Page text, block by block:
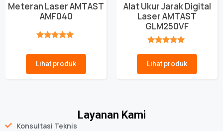
Meteran Laser AMTAST
AMF040
Lihat produk
Alat Ukur Jarak Digital
Laser AMTAST
GLM250VF
Lihat produk
Layanan Kami
Konsultasi Teknis